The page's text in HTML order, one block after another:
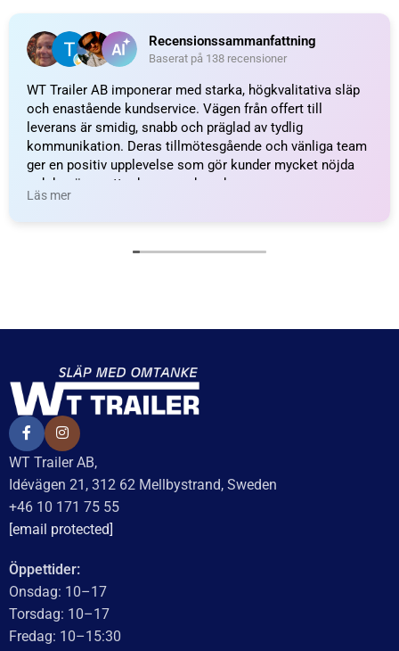
Recensionssammanfattning
Baserat på 138 recensioner
WT Trailer AB imponerar med starka, högkvalitativa släp
och enastående kundservice. Vägen från offert till
leverans är smidig, snabb och präglad av tydlig
kommunikation. Deras tillmötesgående och vänliga team
ger en positiv upplevelse som gör kunder mycket nöjda
och benägna att rekommendera dem.
Läs mer
WT Trailer AB,
Idévägen 21, 312 62 Mellbystrand, Sweden
+46 10 171 75 55
[email protected]
Öppettider:
Onsdag: 10–17
Torsdag: 10–17
Fredag: 10–15:30